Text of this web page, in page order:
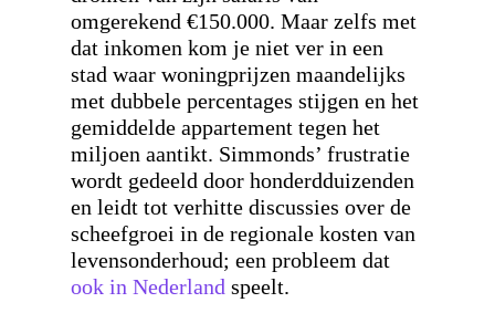
omgerekend €150.000. Maar zelfs met
dat inkomen kom je niet ver in een
stad waar woningprijzen maandelijks
met dubbele percentages stijgen en het
gemiddelde appartement tegen het
miljoen aantikt. Simmonds’ frustratie
wordt gedeeld door honderdduizenden
en leidt tot verhitte discussies over de
scheefgroei in de regionale kosten van
levensonderhoud; een probleem dat
ook in Nederland speelt.